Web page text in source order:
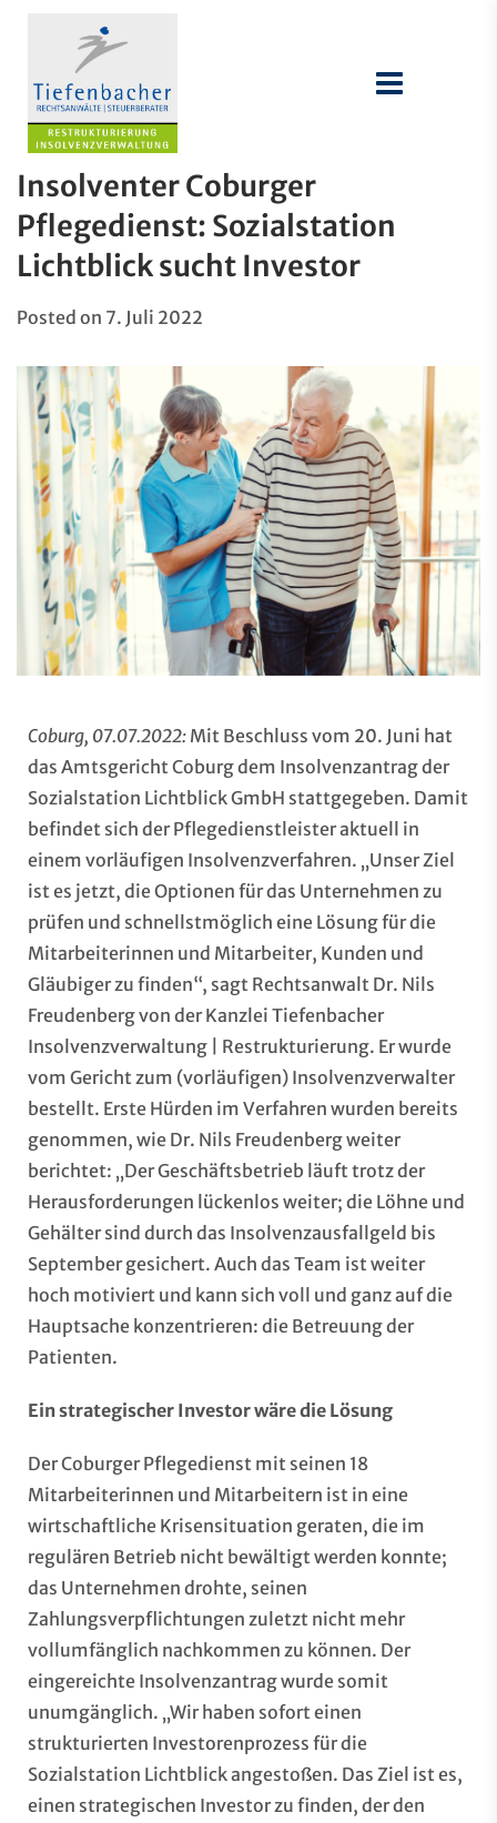
Insolventer Coburger
Pflegedienst: Sozialstation
Lichtblick sucht Investor
Posted on 7. Juli 2022
Coburg, 07.07.2022: Mit Beschluss vom 20. Juni hat
das Amtsgericht Coburg dem Insolvenzantrag der
Sozialstation Lichtblick GmbH stattgegeben. Damit
befindet sich der Pflegedienstleister aktuell in
einem vorläufigen Insolvenzverfahren. „Unser Ziel
ist es jetzt, die Optionen für das Unternehmen zu
prüfen und schnellstmöglich eine Lösung für die
Mitarbeiterinnen und Mitarbeiter, Kunden und
Gläubiger zu finden“, sagt Rechtsanwalt Dr. Nils
Freudenberg von der Kanzlei Tiefenbacher
Insolvenzverwaltung | Restrukturierung. Er wurde
vom Gericht zum (vorläufigen) Insolvenzverwalter
bestellt. Erste Hürden im Verfahren wurden bereits
genommen, wie Dr. Nils Freudenberg weiter
berichtet: „Der Geschäftsbetrieb läuft trotz der
Herausforderungen lückenlos weiter; die Löhne und
Gehälter sind durch das Insolvenzausfallgeld bis
September gesichert. Auch das Team ist weiter
hoch motiviert und kann sich voll und ganz auf die
Hauptsache konzentrieren: die Betreuung der
Patienten.
Ein strategischer Investor wäre die Lösung
Der Coburger Pflegedienst mit seinen 18
Mitarbeiterinnen und Mitarbeitern ist in eine
wirtschaftliche Krisensituation geraten, die im
regulären Betrieb nicht bewältigt werden konnte;
das Unternehmen drohte, seinen
Zahlungsverpflichtungen zuletzt nicht mehr
vollumfänglich nachkommen zu können. Der
eingereichte Insolvenzantrag wurde somit
unumgänglich. „Wir haben sofort einen
strukturierten Investorenprozess für die
Sozialstation Lichtblick angestoßen. Das Ziel ist es,
einen strategischen Investor zu finden, der den